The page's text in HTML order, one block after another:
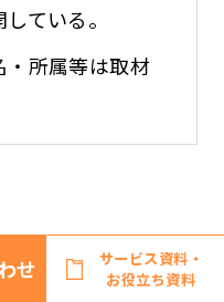
ている。
所属等は取材
せ
サービス資料・
お役立ち資料